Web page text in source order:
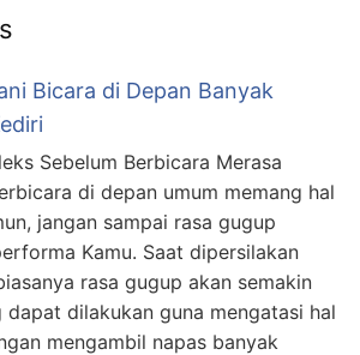
Bicara di Depan Banyak
Sebelum Berbicara Merasa
di depan umum memang hal
jangan sampai rasa gugup
Kamu. Saat dipersilakan
rasa gugup akan semakin
dapat dilakukan guna mengatasi hal
mengambil napas banyak